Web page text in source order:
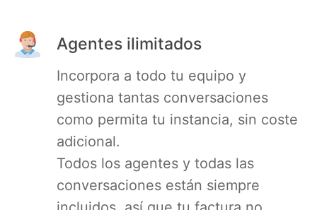
RabbitMQ
Redis®*
RethinkDB
Agentes ilimitados
Incorpora a todo tu equipo y
gestiona tantas conversaciones
como permita tu instancia, sin coste
adicional.
Todos los agentes y todas las
conversaciones están siempre